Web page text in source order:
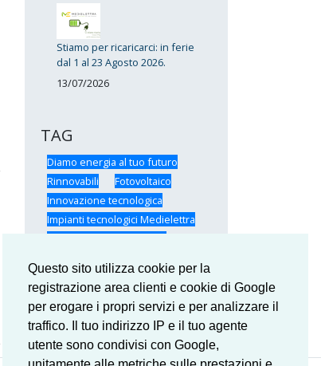
Questo sito utilizza cookie per la
registrazione area clienti e cookie di Google
per erogare i propri servizi e per analizzare il
traffico. Il tuo indirizzo IP e il tuo agente
utente sono condivisi con Google,
Stiamo per ricaricarci: in ferie
dal 1 al 23 Agosto 2026.
13/07/2026
TAG
Diamo energia al tuo futuro
Rinnovabili
Fotovoltaico
Innovazione tecnologica
Impianti tecnologici Medielettra
Certificazioni Medielettra
Medielettra
Medielettra: il Team
Risparmio energetico